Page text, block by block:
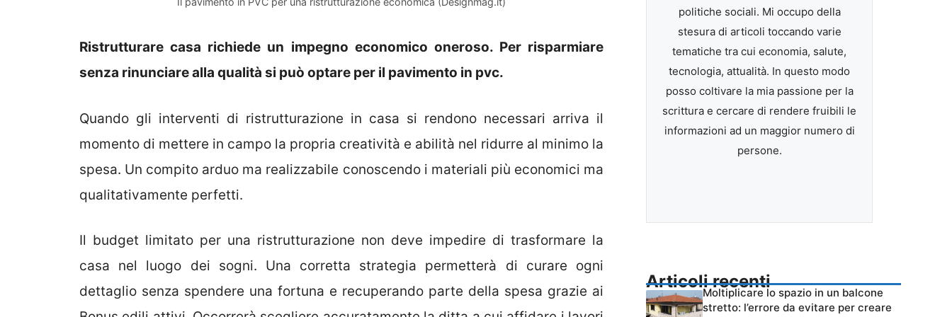
Ristrutturare casa richiede un impegno economico oneroso. Per risparmiare
senza rinunciare alla qualità si può optare per il pavimento in pvc.
Quando gli interventi di ristrutturazione in casa si rendono necessari arriva il
momento di mettere in campo la propria creatività e abilità nel ridurre al minimo la
spesa. Un compito arduo ma realizzabile conoscendo i materiali più economici ma
qualitativamente perfetti.
Il budget limitato per una ristrutturazione non deve impedire di trasformare la
casa nel luogo dei sogni. Una corretta strategia permetterà di curare ogni
dettaglio senza spendere una fortuna e recuperando parte della spesa grazie ai
politiche sociali. Mi occupo della
stesura di articoli toccando varie
tematiche tra cui economia, salute,
tecnologia, attualità. In questo modo
posso coltivare la mia passione per la
scrittura e cercare di rendere fruibili le
informazioni ad un maggior numero di
persone.
Articoli recenti
Moltiplicare lo spazio in un balcone
stretto: l’errore da evitare per creare